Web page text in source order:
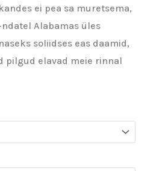
ei pea sa muretsema,
Alabamas üles
soliidses eas daamid,
pilgud elavad meie rinnal